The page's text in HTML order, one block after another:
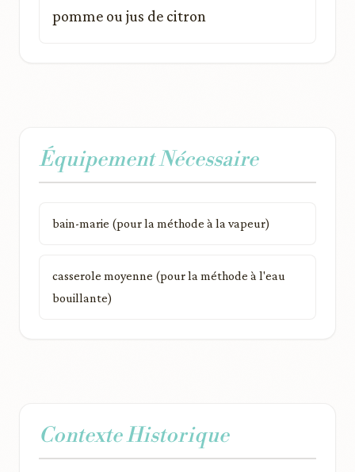
pomme ou jus de citron
Équipement Nécessaire
bain-marie (pour la méthode à la vapeur)
casserole moyenne (pour la méthode à l'eau
bouillante)
Contexte Historique